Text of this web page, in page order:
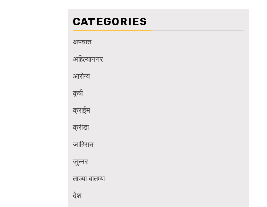
CATEGORIES
अपघात
अहिल्यानगर
आरोग्य
कृषी
क्राईम
क्रीडा
जाहिरात
जुन्नर
ताज्या बातम्या
देश